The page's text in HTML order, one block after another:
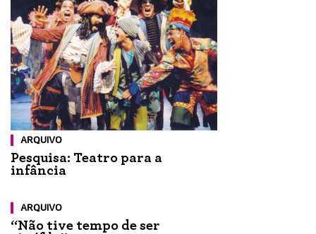
ARQUIVO
Pesquisa: Teatro para a
infância
ARQUIVO
“Não tive tempo de ser